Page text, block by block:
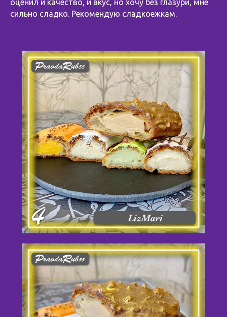
оценил и качество, и вкус, но хочу без глазури, мне
сильно сладко. Рекомендую сладкоежкам.